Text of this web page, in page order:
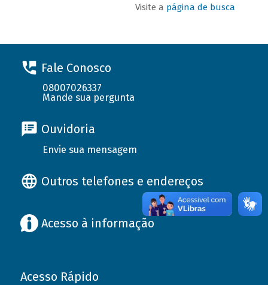
Visite a página de busca
Fale Conosco
08007026337
Mande sua pergunta
Ouvidoria
Envie sua mensagem
Outros telefones e endereços
Acesso à informação
Acesso Rápido